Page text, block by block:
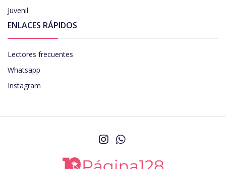
Juvenil
ENLACES RÁPIDOS
Lectores frecuentes
Whatsapp
Instagram